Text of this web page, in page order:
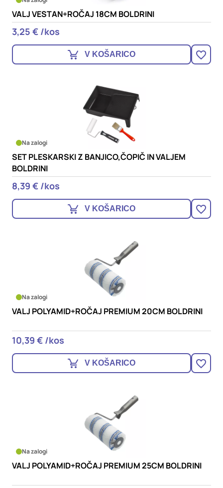
VALJ VESTAN+ROČAJ 18CM BOLDRINI
3,25 € /kos
V KOŠARICO
Na zalogi
SET PLESKARSKI Z BANJICO,ČOPIČ IN VALJEM
BOLDRINI
8,39 € /kos
V KOŠARICO
Na zalogi
VALJ POLYAMID+ROČAJ PREMIUM 20CM BOLDRINI
10,39 € /kos
V KOŠARICO
Na zalogi
VALJ POLYAMID+ROČAJ PREMIUM 25CM BOLDRINI